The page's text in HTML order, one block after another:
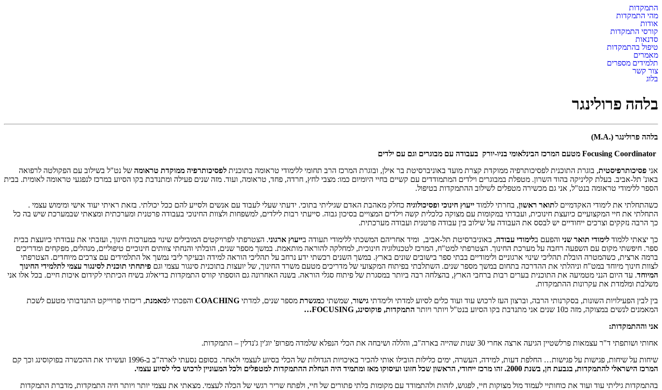
התמקדות
מהי התמקדות
אודות
קורסי התמקדות
סדנאות
טיפול בהתמקדות
מאמרים
תלמידים מספרים
צור קשר
בלוג
בלהה פרולינגר
בלהה פרולינגר (.M.A
)
מטעם המרכז הבינלאומי בניו-יורק בעבודה עם מבוגרים וגם עם ילדים
אני פסיכותרפיסטית, בוגרת התוכנית לפסיכותרפיה ממוקדת קצרת מועד באוניברסיטת בר אילן, ובוגרת המרכז הרב תחומי ללימודי טראומה בתוכנית לפסיכותרפיה ממוקדת טראומה של נט"ל בשילוב עם הפקולטה לרפואה
באונ' תל-אביב. בעלת קליניקה בהוד השרון. מטפלת במבוגרים וילדים המתמודדים עם קשיים בחיי היומיום כמו: מצבי לחץ, חרדה, פחד, טראומה, ועוד. מזה שנים פעילה ומתנדבת בקו הסיוע במרכז לנפגעי טראומה לאומית. בבית
הספר ללימודי טראומה בנט"ל, אני גם מכשירה מטפלים לשילוב ההתמקדות בטיפול.
כשהתחלתי את לימודי האקדמיים לתואר ראשון, בחרתי ללמוד ייעוץ חינוכי ופסיכולוגיה כחלק מאהבת האדם שגיליתי בתוכי. ידעתי שעלי לעבוד עם אנשים ולסייע להם ככל יכולתי. בזאת ראיתי יעוד אישי ומימוש עצמי .
התחלתי את חיי המקצועיים כיועצת חינוכית, ועבדתי במקומות עם מצוקה כלכלית קשה וילדים המצויים בסיכון גבוה. סייעתי רבות לילדים, למשפחות ולצוות החינוכי בעבודה פרטנית ומערכתית ומצאתי שבמערכת שיש בה כל
כך הרבה נזקקים וצרכים ייחודיים יש לבסס את העבודה על שילוב בין עבודה פרטנית ועבודה מערכתית.
כך יצאתי ללמוד לימודי תואר שני והפעם בלימודי עבודה, באוניברסיטת תל-אביב, ומיד אחריהם המשכתי ללימודי תעודה בייעוץ ארגוני. הצטרפתי לפרויקטים המובילים שינוי במערכות חינוך, ועזבתי את עבודתי כיועצת בבית
ספר. חיפשתי מקום עם השפעה רחבה על מערכת החינוך. הצטרפתי למט"ח, המרכז לטכנולוגיה חינוכית, למחלקה להוראה מותאמת. במשך מספר שנים, הובלתי והנחתי צוותים חינוכיים טיפוליים, מנהלים, מפקחים ומדריכים
ברמה ארצית, כשהמטרה הובלת תהליכי שינוי ארגוניים ולימודיים בבתי ספר בישובים שונים בארץ. במשך השנים רכשתי ידע נרחב על תהליכי הוראה למידה ובעיקר ליבי נמשך אל התלמידים עם צרכים מיוחדים. הצטרפתי
לצוות חינוך מיוחד במט"ח וניהלתי את ההדרכה בתחום במשך מספר שנים. השתלבתי בפיתוח המקצועי של מדריכים מטעם משרד החינוך, של יועצות בתוכנית סינגור עצמי וגם פיתחתי תוכנית לסינגור עצמי לתלמידי החינוך
המיוחד. עד היום הנני מטמיעה את התוכנית בערים רבות ברחבי הארץ, בהצלחה רבה ביותר במסגרת של פיתוח סגלי הוראה. בשנה האחרונה גם הוספתי קורס התמקדות בדיאלוג בשיח הכיתתי לקידום איכות חיים. בכל אלו אני
משלבת ומלמדת את עקרונות ההתמקדות.
בין לבין הפעילויות השונות, בסקרנותי הרבה, וברצון העז לרכוש עוד ועוד כלים לסיוע למדתי ולימדתי גישור, שמשתי כמגשרת מספר שנים, למדתי COACHING והפכתי למאמנת, ריכזתי פרוייקט התנדבותי מטעם לשכת
המאמנים לנשים במצוקה, מזה כ10 שנים אני מתנדבת בקו הסיוע בנט"ל ויותר ויותר
התמקדות, פוקוסינג, FOCUSING
…
אני וההתמקדות:
אחותי ושותפתי ד"ר עצמאות פרלשטיין הגיעה ארצה אחרי 30 שנות שהייה בארה"ב, והללה ושיבחה את הכלי הנפלא שלמדה מפרופ' יוג'ין ג'נדלין – התמקדות.
שיחות על שיחות, פגישות על פגישות… החלפת דעות, למידה, העשרה, ימים כלילות הובילו אותי להכיר באיכויות הגדולות של הכלי בסיוע לעצמי ולאחר. בסופם נסעתי לארה"ב ב-1996 ועשיתי את ההכשרה בפוקוסינג וכך קם
המרכז הישראלי להתמקדות, בגבעת חן, בשנת 2000. זהו מרכז ייחודי, הראשון שכל חזונו ועיסוקו מאז ומתמיד היה הנחלת ההתמקדות למטפלים ולכל המעוניין לרכוש כלי לסיוע עצמי.
בהתמקדות גיליתי עוד ועוד את כוחותיי לעמוד מול מצוקות חיי, לפגוש, לזהות ולהתמודד עם מקומות בלתי פתורים של חיי, ולפתח שריר רגשי של הכלה לעצמי. מצאתי את עצמי יותר ויותר חיה התמקדות, מדברת התמקדות